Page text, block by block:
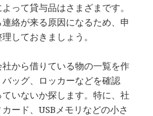
って貸与品はさまざまです。
絡が来る原因になるため、申
しておきましょう。
から借りている物の一覧を作
ッグ、ロッカーなどを確認
いないか探します。特に、社
ード、USBメモリなどの小さ